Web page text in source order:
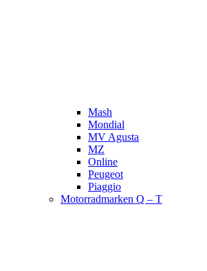
Mash
Mondial
MV Agusta
MZ
Online
Peugeot
Piaggio
Motorradmarken Q – T